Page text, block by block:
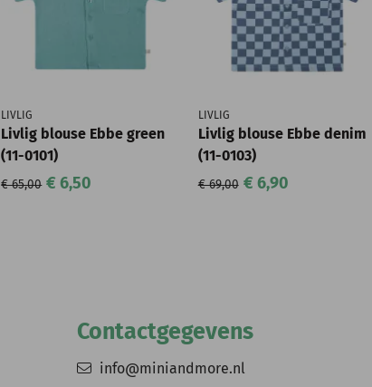
LIVLIG
Livlig blouse Ebbe green
(11-0101)
€ 65,00 € 6,50
LIVLIG
Livlig blouse Ebbe denim
(11-0103)
€ 69,00 € 6,90
Contactgegevens
info@miniandmore.nl